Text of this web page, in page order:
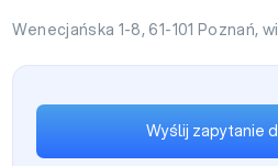
Wenecjańska 1-8, 61-101 Poznań,
Wyślij zapytanie